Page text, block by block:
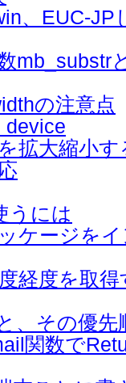
、EUC-JP
mb_substr
の注意点
device
拡大縮小す
うには
ケージを
経度を取得
、その優先
関数で